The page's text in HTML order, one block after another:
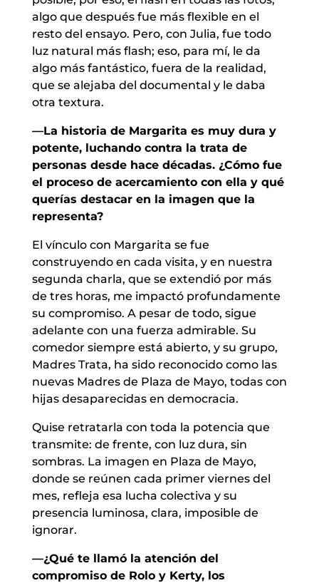
algo que después fue más flexible en el
resto del ensayo. Pero, con Julia, fue todo
luz natural más flash; eso, para mí, le da
algo más fantástico, fuera de la realidad,
que se alejaba del documental y le daba
otra textura.
—La historia de Margarita es muy dura y
potente, luchando contra la trata de
personas desde hace décadas. ¿Cómo fue
el proceso de acercamiento con ella y qué
querías destacar en la imagen que la
representa?
El vínculo con Margarita se fue
construyendo en cada visita, y en nuestra
segunda charla, que se extendió por más
de tres horas, me impactó profundamente
su compromiso. A pesar de todo, sigue
adelante con una fuerza admirable. Su
comedor siempre está abierto, y su grupo,
Madres Trata, ha sido reconocido como las
nuevas Madres de Plaza de Mayo, todas con
hijas desaparecidas en democracia.
Quise retratarla con toda la potencia que
transmite: de frente, con luz dura, sin
sombras. La imagen en Plaza de Mayo,
donde se reúnen cada primer viernes del
mes, refleja esa lucha colectiva y su
presencia luminosa, clara, imposible de
ignorar.
—¿Qué te llamó la atención del
compromiso de Rolo y Kerty, los